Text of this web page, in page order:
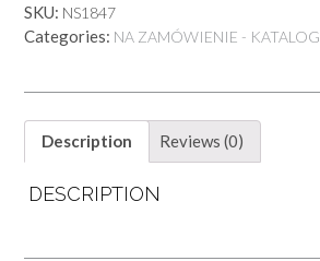
SKU: NS1847
Categories: NA ZAMÓWIENIE - KATALOG
Description Reviews (0)
DESCRIPTION